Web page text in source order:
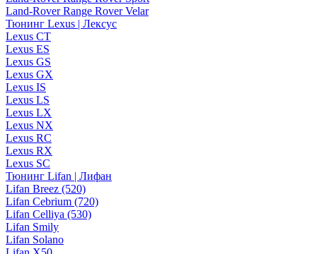
Land-Rover Range Rover Velar
Тюнинг Lexus | Лексус
Lexus CT
Lexus ES
Lexus GS
Lexus GX
Lexus IS
Lexus LS
Lexus LX
Lexus NX
Lexus RC
Lexus RX
Lexus SC
Тюнинг Lifan | Лифан
Lifan Breez (520)
Lifan Cebrium (720)
Lifan Celliya (530)
Lifan Smily
Lifan Solano